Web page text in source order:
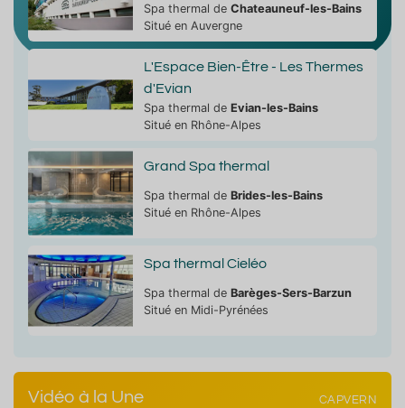
Spa thermal de Chateauneuf-les-Bains
Situé en Auvergne
L'Espace Bien-Être - Les Thermes
d'Evian
Spa thermal de Evian-les-Bains
Situé en Rhône-Alpes
Grand Spa thermal
Spa thermal de Brides-les-Bains
Situé en Rhône-Alpes
Spa thermal Cieléo
Spa thermal de Barèges-Sers-Barzun
Situé en Midi-Pyrénées
Vidéo à la Une CAPVERN